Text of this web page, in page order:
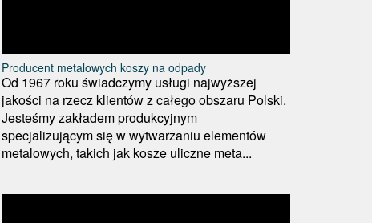
Producent metalowych koszy na odpady
Od 1967 roku świadczymy usługi najwyższej
jakości na rzecz klientów z całego obszaru Polski.
Jesteśmy zakładem produkcyjnym
specjalizującym się w wytwarzaniu elementów
metalowych, takich jak kosze uliczne meta...